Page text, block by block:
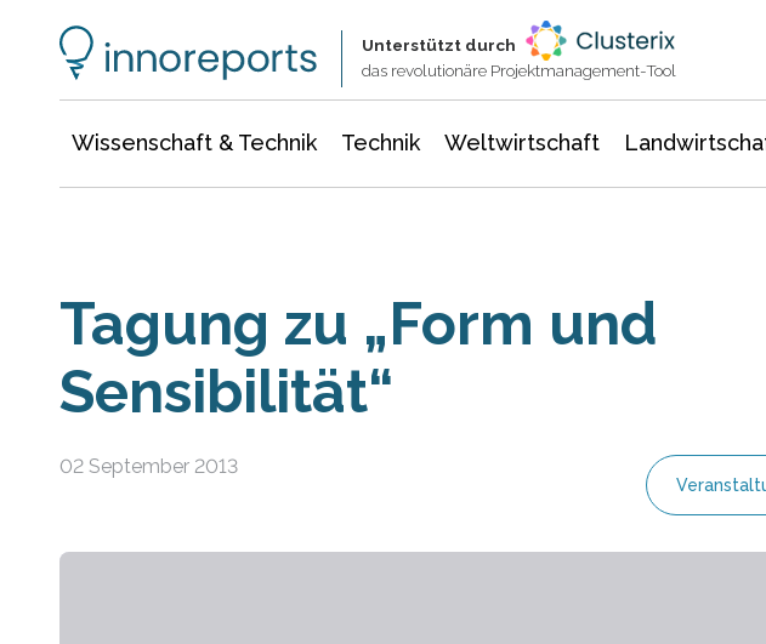
Unterstützt durch
das revolutionäre Projektmanagement-Tool
Wissenschaft & Technik Technik Weltwirtschaft
Tagung zu „Form und
Sensibilität“
02 September 2013